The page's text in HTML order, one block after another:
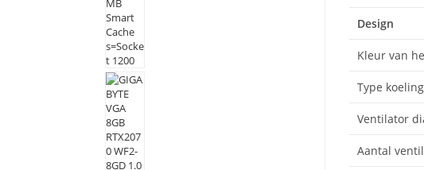
Design
Kleur van
Type koeling
Ventilator
Aantal